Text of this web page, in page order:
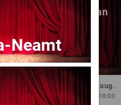
– (regia Bogdan
– AG
Fragmente dintr-un atelier – (regia Bogdan Mureșanu) – AG
Centrul Internațional de Artă Contemporană - Baia Turcească Iași
Dum, 30 aug.
18:00
Neamt